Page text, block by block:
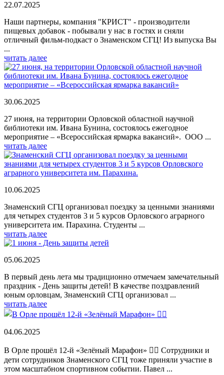
22.07.2025
Наши партнеры, компания "КРИСТ" - производители
пищевых добавок - побывали у нас в гостях и сняли
отличный фильм-подкаст о Знаменском СГЦ! Из выпуска Вы
...
читать далее
30.06.2025
27 июня, на территории Орловской областной научной
библиотеки им. Ивана Бунина, состоялось ежегодное
мероприятие – «Всероссийская ярмарка вакансий». ООО ...
читать далее
10.06.2025
Знаменский СГЦ организовал поездку за ценными знаниями
для четырех студентов 3 и 5 курсов Орловского аграрного
университета им. Парахина. Студенты ...
читать далее
05.06.2025
В первый день лета мы традиционно отмечаем замечательный
праздник - День защиты детей! В качестве поздравлений
юным орловцам, Знаменский СГЦ организовал ...
читать далее
04.06.2025
В Орле прошёл 12-й «Зелёный Марафон» 🏃‍♂ Сотрудники и
дети сотрудников Знаменского СГЦ тоже приняли участие в
этом масштабном спортивном событии. Павел ...